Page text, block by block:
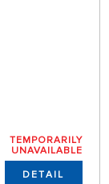
TEMPORARILY
UNAVAILABLE
DETAIL